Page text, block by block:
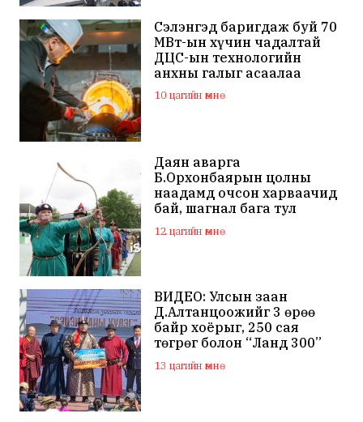
Сэлэнгэд баригдаж буй 70
МВт-ын хүчин чадалтай
ДЦС-ын технологийн
анхны галыг асаалаа
10 цагийн өмнө
Даян аварга
Б.Орхонбаярын цолны
наадамд очсон харваачид
бай, шагнал бага тул
наадамд оролцохгүй
гэдгээ мэдэгдлээ
12 цагийн өмнө
ВИДЕО: Улсын заан
Д.Алтанцоожийг 3 өрөө
байр хоёрыг, 250 сая
төгрөг болон “Ланд 300”
маркийн автомашинаар
мялаажээ
13 цагийн өмнө